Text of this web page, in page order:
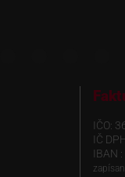
IČO:
IČ
IBAN